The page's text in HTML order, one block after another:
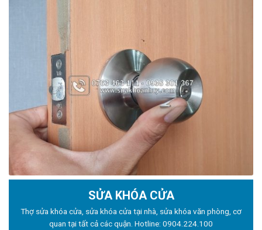
SỬA KHÓA CỬA
Thợ sửa khóa cửa, sửa khóa cửa tại nhà, sửa khóa văn phòng, cơ
quan tại tất cả các quận. Hotline: 0904.224.100